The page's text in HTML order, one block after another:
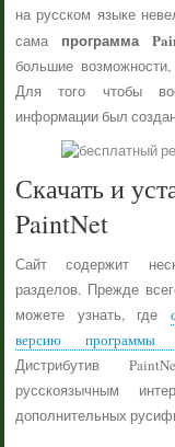
на русском языке
сама программа
большие
Для того чтобы
информации был
Скачать и
PaintNet
Сайт содержит
разделов. Прежде
можете узнать, где
версию программы
Дистрибутив
русскоязычным
дополнительных